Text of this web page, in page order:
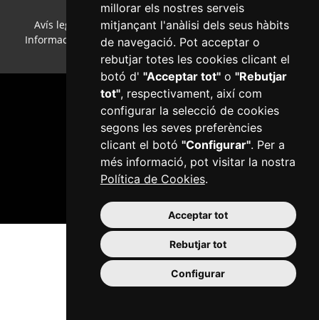
millorar els nostres serveis
mitjançant l'anàlisi dels seus hàbits
de navegació. Pot acceptar o
rebutjar totes les cookies clicant el
botó d' "Acceptar tot"o "Rebutjar
tot", respectivament, així com
configurar la selecció de cookies
segons les seves preferències
clicant el botó "Configurar". Per a
més informació, pot visitar la nostra
Política de Cookies.
Acceptar tot
Rebutjar tot
Configurar
Avís legal Política de cookies·Política de privacitat·
Informació bàsica RGPD·Accessibilitat·Col·laboradors
Mapa web· Configurar cookies
Plaça del Mercadal · 43201 Reus
977 010 010